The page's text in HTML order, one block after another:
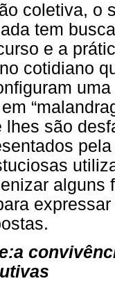
coletiva, o
tem
e a
cotidiano
lhes são
alguns
a